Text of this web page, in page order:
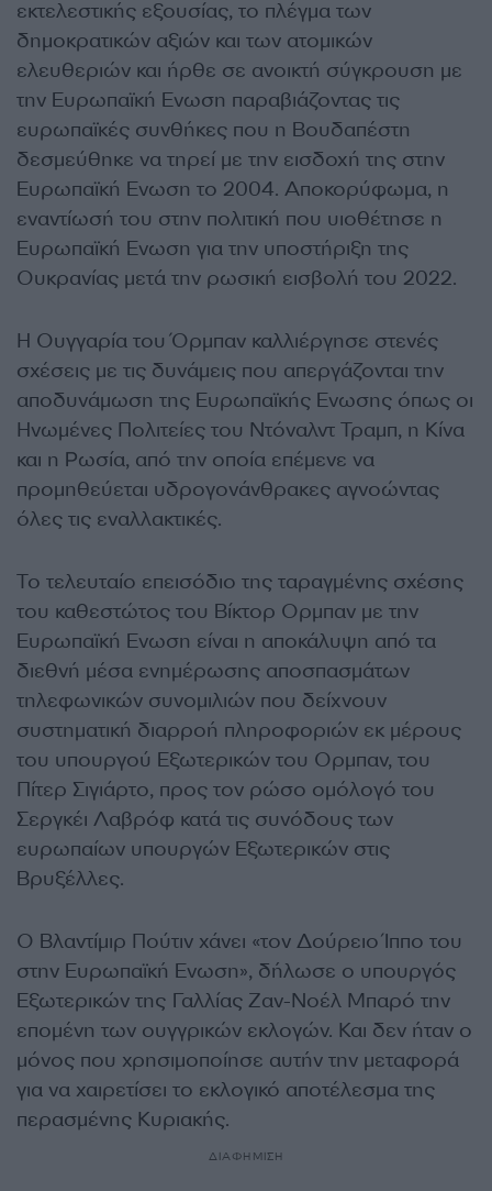
εκτελεστικής εξουσίας, το πλέγμα των
δημοκρατικών αξιών και των ατομικών
ελευθεριών και ήρθε σε ανοικτή σύγκρουση με
την Ευρωπαϊκή Ενωση παραβιάζοντας τις
ευρωπαϊκές συνθήκες που η Βουδαπέστη
δεσμεύθηκε να τηρεί με την εισδοχή της στην
Ευρωπαϊκή Ενωση το 2004. Αποκορύφωμα, η
εναντίωσή του στην πολιτική που υιοθέτησε η
Ευρωπαϊκή Ενωση για την υποστήριξη της
Ουκρανίας μετά την ρωσική εισβολή του 2022.
Η Ουγγαρία του Όρμπαν καλλιέργησε στενές
σχέσεις με τις δυνάμεις που απεργάζονται την
αποδυνάμωση της Ευρωπαϊκής Ενωσης όπως οι
Ηνωμένες Πολιτείες του Ντόναλντ Τραμπ, η Κίνα
και η Ρωσία, από την οποία επέμενε να
προμηθεύεται υδρογονάνθρακες αγνοώντας
όλες τις εναλλακτικές.
Το τελευταίο επεισόδιο της ταραγμένης σχέσης
του καθεστώτος του Βίκτορ Ορμπαν με την
Ευρωπαϊκή Ενωση είναι η αποκάλυψη από τα
διεθνή μέσα ενημέρωσης αποσπασμάτων
τηλεφωνικών συνομιλιών που δείχνουν
συστηματική διαρροή πληροφοριών εκ μέρους
του υπουργού Εξωτερικών του Ορμπαν, του
Πίτερ Σιγιάρτο, προς τον ρώσο ομόλογό του
Σεργκέι Λαβρόφ κατά τις συνόδους των
ευρωπαίων υπουργών Εξωτερικών στις
Βρυξέλλες.
Ο Βλαντίμιρ Πούτιν χάνει «τον Δούρειο Ίππο του
στην Ευρωπαϊκή Ενωση», δήλωσε ο υπουργός
Εξωτερικών της Γαλλίας Ζαν-Νοέλ Μπαρό την
επομένη των ουγγρικών εκλογών. Και δεν ήταν ο
μόνος που χρησιμοποίησε αυτήν την μεταφορά
για να χαιρετίσει το εκλογικό αποτέλεσμα της
περασμένης Κυριακής.
ΔΙΑΦΗΜΙΣΗ